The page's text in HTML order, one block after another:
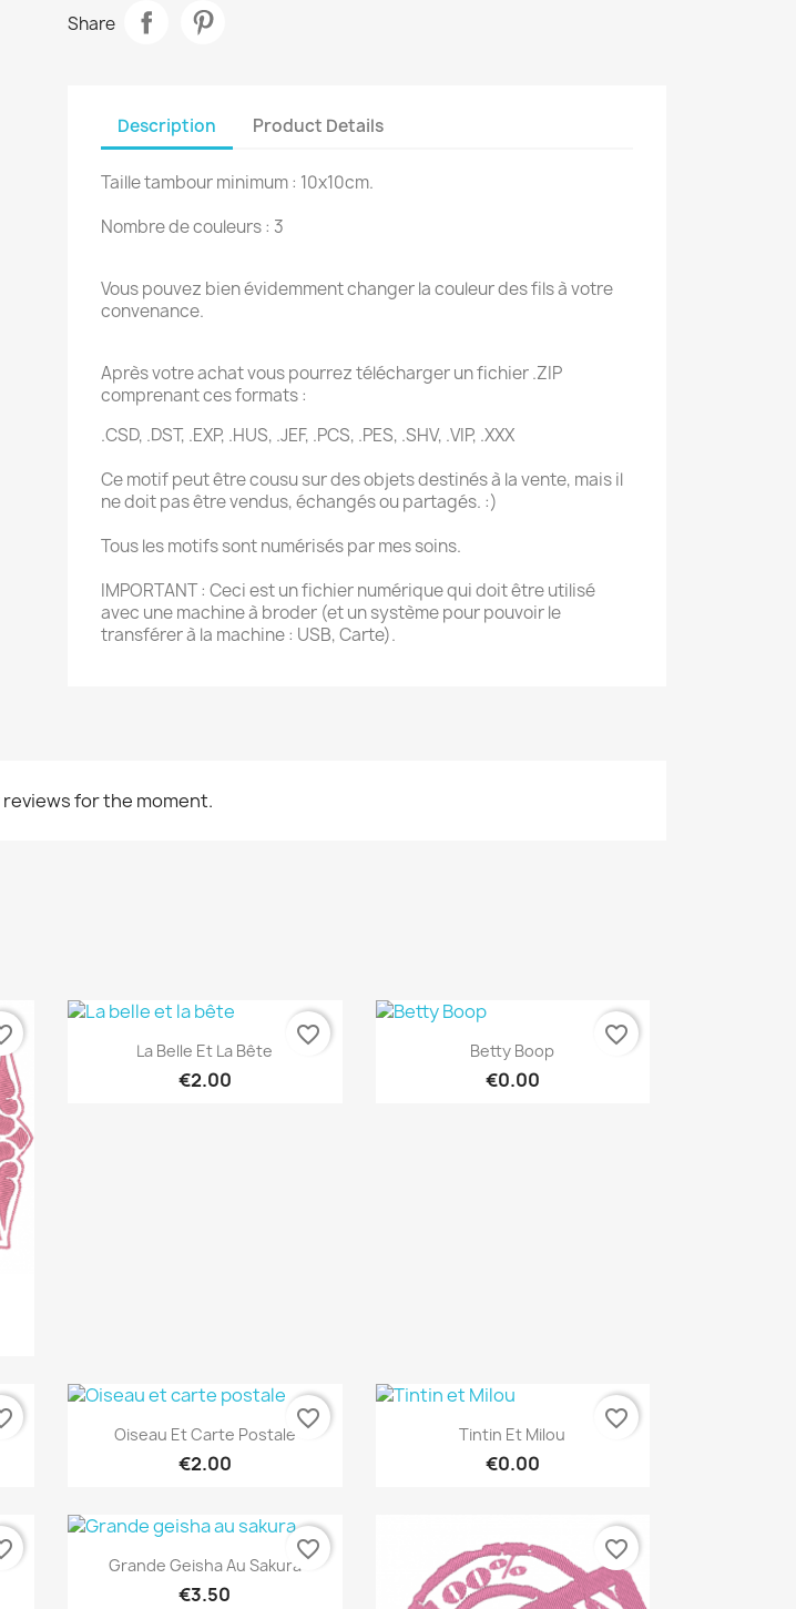
Share
Description Product Details
Taille tambour minimum : 10x10cm.
Nombre de couleurs : 3
Vous pouvez bien évidemment changer la couleur des fils à votre
convenance.
Après votre achat vous pourrez télécharger un fichier .ZIP
comprenant ces formats :
.CSD, .DST, .EXP, .HUS, .JEF, .PCS, .PES, .SHV, .VIP, .XXX
Ce motif peut être cousu sur des objets destinés à la vente, mais il
ne doit pas être vendus, échangés ou partagés. :)
Tous les motifs sont numérisés par mes soins.
IMPORTANT : Ceci est un fichier numérique qui doit être utilisé
avec une machine à broder (et un système pour pouvoir le
transférer à la machine : USB, Carte).
for the moment.
Quick view
La Belle Et La Bête
€2.00
favorite_border Quick view
Betty Boop
€0.00
favorite_border
 Quick view
Oiseau Et Carte Postale
€2.00
favorite_border Quick view
Tintin Et Milou
€0.00
favorite_border
Quick view
Grande Geisha Au Sakura
€3.50
favorite_border favorite_border